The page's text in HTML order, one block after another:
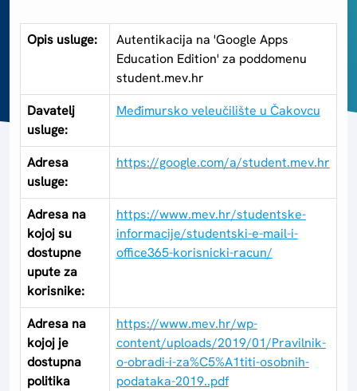
Opis usluge:
Autentikacija na 'Google Apps
Education Edition' za poddomenu
student.mev.hr
Davatelj
usluge:
Međimursko veleučilište u Čakovcu
Adresa
usluge:
https://google.com/a/student.mev.hr
Adresa na
kojoj su
dostupne
upute za
korisnike:
https://www.mev.hr/studentske-
informacije/studentski-e-mail-i-
office365-korisnicki-racun/
Adresa na
kojoj je
dostupna
politika
https://www.mev.hr/wp-
content/uploads/2019/01/Pravilnik-
o-obradi-i-za%C5%A1titi-osobnih-
podataka-2019..pdf